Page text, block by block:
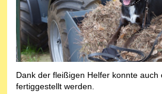
Dank der fleißigen Helfer konnte auch
fertiggestellt werden.